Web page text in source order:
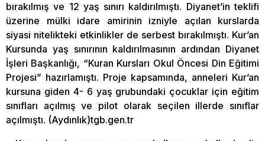
bırakılmış ve 12 yaş sınırı kaldırılmıştı. Diyanet’in teklifi
üzerine mülki idare amirinin izniyle açılan kurslarda
siyasi nitelikteki etkinlikler de serbest bırakılmıştı. Kur’an
Kursunda yaş sınırının kaldırılmasının ardından Diyanet
İşleri Başkanlığı, “Kuran Kursları Okul Öncesi Din Eğitimi
Projesi” hazırlamıştı. Proje kapsamında, anneleri Kur’an
kursuna giden 4- 6 yaş grubundaki çocuklar için eğitim
sınıfları açılmış ve pilot olarak seçilen illerde sınıflar
açılmıştı. (Aydınlık)tgb.gen.tr